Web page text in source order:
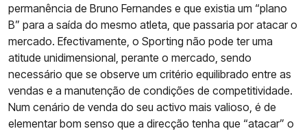
permanência de Bruno Fernandes e que existia um “plano
B” para a saída do mesmo atleta, que passaria por atacar o
mercado. Efectivamente, o Sporting não pode ter uma
atitude unidimensional, perante o mercado, sendo
necessário que se observe um critério equilibrado entre as
vendas e a manutenção de condições de competitividade.
Num cenário de venda do seu activo mais valioso, é de
elementar bom senso que a direcção tenha que “atacar” o